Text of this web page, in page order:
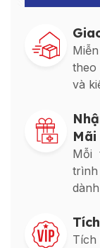
theo
và
Mãi
Mỗi
Tích